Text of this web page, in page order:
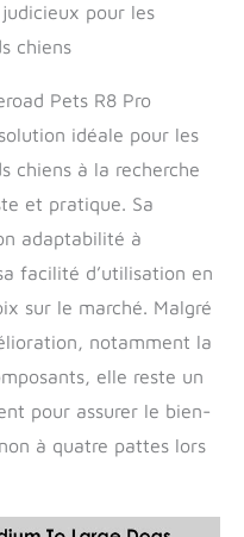
pour les
chiens
Pets R8 Pro
idéale pour les
chiens à la recherche
et pratique. Sa
adaptabilité à
facilité d’utilisation en
sur le marché. Malgré
notamment la
elle reste un
pour assurer le bien-
à quatre pattes lors